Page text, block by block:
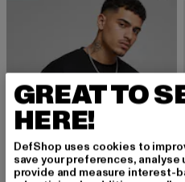
GREAT TO
HERE!
DefShop uses cookies to
save your preferences, analyse
provide and measure interest-